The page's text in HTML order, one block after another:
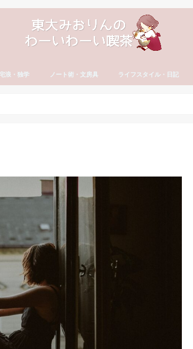
浪・独学 ノート術・文房具 ライフスタイル・日記